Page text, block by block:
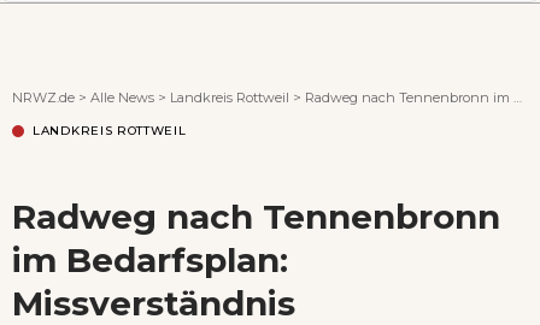
Ferienzauber '26
Testturm
Wenn Orte erzählen ...
NRWZ.de > Alle News > Landkreis Rottweil > Radweg nach Tennenbronn im Bedarfsplan: Missverständnis
LANDKREIS ROTTWEIL
Radweg nach Tennenbronn
im Bedarfsplan:
Missverständnis